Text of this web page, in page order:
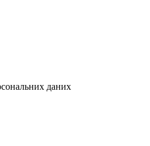
даних